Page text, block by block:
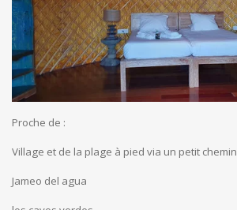
Proche de :
Village et de la plage à pied via un petit chemin
Jameo del agua